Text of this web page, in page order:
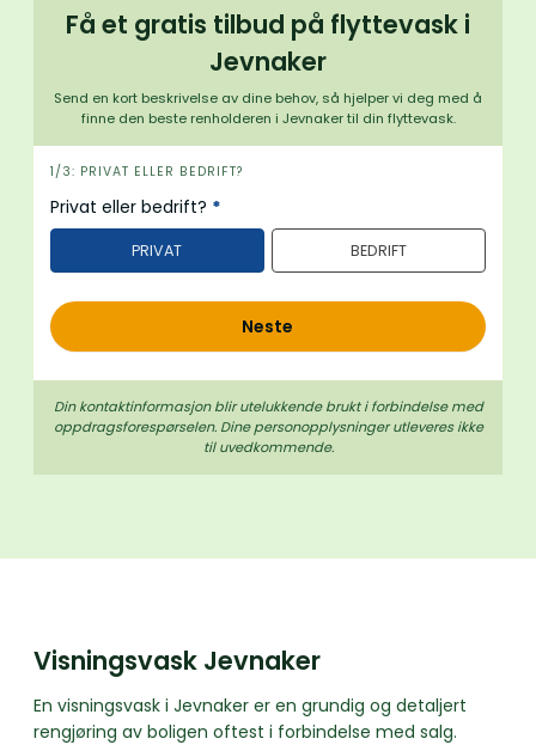
Få et gratis tilbud på flyttevask i
Jevnaker
Send en kort beskrivelse av dine behov, så hjelper vi deg med å
finne den beste renholderen i Jevnaker til din flyttevask.
i
n
n
o
d
1/3: PRIVAT ELLER BEDRIFT?
Privat eller bedrift? *
PRIVAT BEDRIFT
Neste
Din kontaktinformasjon blir utelukkende brukt i forbindelse med
oppdrags­forespørselen. Dine person­­opplysninger utleveres ikke
til uvedkommende.
Visningsvask Jevnaker
En visningsvask i Jevnaker er en grundig og detaljert
rengjøring av boligen oftest i forbindelse med salg.